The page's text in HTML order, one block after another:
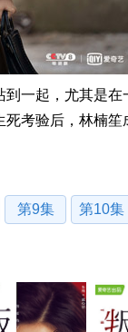
一起，尤其是在
考验后，林楠
第9集 第10集